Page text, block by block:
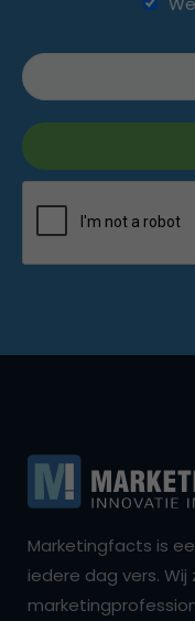
Marketingfacts is
iedere dag vers.